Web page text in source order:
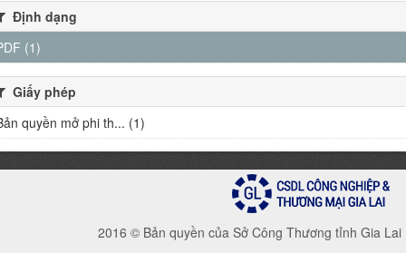
Định dạng
(1)
Giấy phép
quyền mở phi th... (1)
2016 © Bản quyền của Sở Công Thương tỉnh Gia Lai